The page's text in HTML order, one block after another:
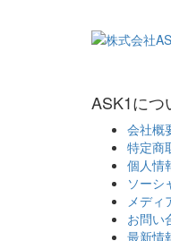
ASK1につ
会社概
特定商
個人情
ソーシ
メディ
お問い
最新情